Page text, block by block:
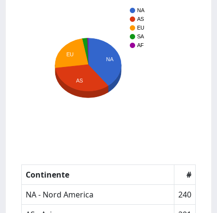
NA
AS
EU
SA
AF
NA
EU
AS
Continente
#
NA - Nord America
240